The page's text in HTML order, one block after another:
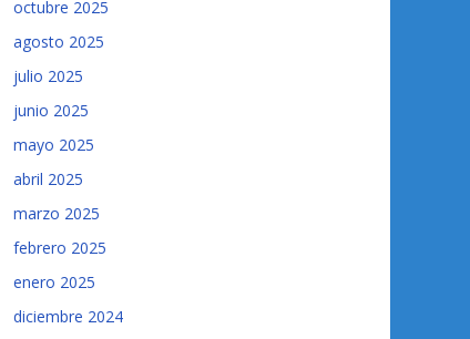
octubre 2025
agosto 2025
julio 2025
junio 2025
mayo 2025
abril 2025
marzo 2025
febrero 2025
enero 2025
diciembre 2024